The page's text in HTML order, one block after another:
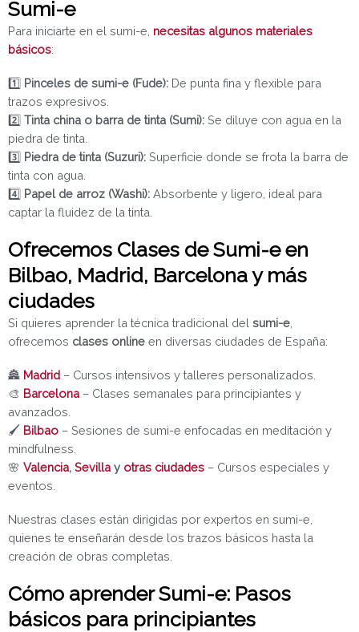
Sumi-e
Para iniciarte en el sumi-e, necesitas algunos materiales
básicos:
1️⃣ Pinceles de sumi-e (Fude): De punta fina y flexible para
trazos expresivos.
2️⃣ Tinta china o barra de tinta (Sumi): Se diluye con agua en la
piedra de tinta.
3️⃣ Piedra de tinta (Suzuri): Superficie donde se frota la barra de
tinta con agua.
4️⃣ Papel de arroz (Washi): Absorbente y ligero, ideal para
captar la fluidez de la tinta.
Ofrecemos Clases de Sumi-e en
Bilbao, Madrid, Barcelona y más
ciudades
Si quieres aprender la técnica tradicional del sumi-e
ofrecemos clases online en diversas ciudades de España:
🏯 Madrid – Cursos intensivos y talleres personalizados.
🎨 Barcelona – Clases semanales para principiantes y
avanzados.
🖌️ Bilbao – Sesiones de sumi-e enfocadas en meditación y
mindfulness.
🌸 Valencia, Sevilla y otras ciudades – Cursos especiales y
eventos.
Nuestras clases están dirigidas por expertos en sumi-e,
quienes te enseñarán desde los trazos básicos hasta la
creación de obras completas.
Cómo aprender Sumi-e: Pasos
básicos para principiantes